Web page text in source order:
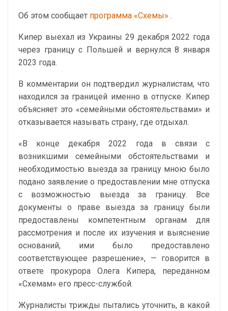
Об этом сообщает программа «Схемы» .
Кипер выехал из Украины 29 декабря 2022 года
через границу с Польшей и вернулся 8 января
2023 года.
В комментарии он подтвердил журналистам, что
находился за границей именно в отпуске. Кипер
объясняет это «семейными обстоятельствами» и
отказывается называть страну, где отдыхал.
«В конце декабря 2022 года в связи с
возникшими семейными обстоятельствами и
необходимостью выезда за границу мною было
подано заявление о предоставлении мне отпуска
с возможностью выезда за границу. Все
документы о праве выезда за границу были
предоставлены компетентным органам для
рассмотрения и после их изучения и выяснение
оснований, ими было предоставлено
соответствующее разрешение», — говорится в
ответе прокурора Олега Кипера, переданном
«Схемам» его пресс-службой.
Журналисты трижды пытались уточнить, в какой